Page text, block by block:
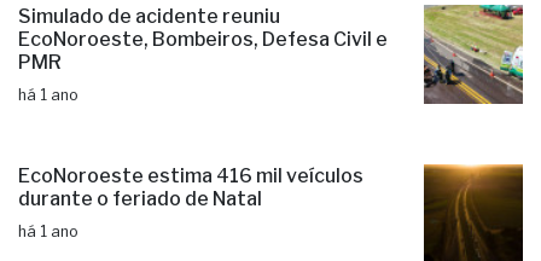
Simulado de acidente reuniu
EcoNoroeste, Bombeiros, Defesa Civil e
PMR
há 1 ano
EcoNoroeste estima 416 mil veículos
durante o feriado de Natal
há 1 ano